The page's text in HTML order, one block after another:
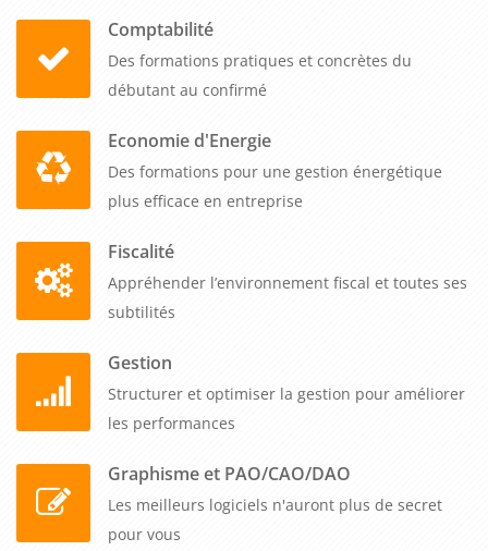
Comptabilité
Des formations pratiques et concrètes du
débutant au confirmé
Economie d'Energie
Des formations pour une gestion énergétique
plus efficace en entreprise
Fiscalité
Appréhender l’environnement fiscal et toutes ses
subtilités
Gestion
Structurer et optimiser la gestion pour améliorer
les performances
Graphisme et PAO/CAO/DAO
Les meilleurs logiciels n'auront plus de secret
pour vous